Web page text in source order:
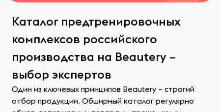
Каталог предтренировочных
комплексов российского
производства на Beautery –
выбор экспертов
Один из ключевых принципов Beautery – строгий
отбор продукции. Обширный каталог регулярно